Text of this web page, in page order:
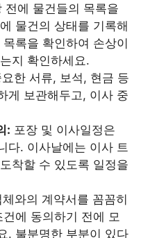
전에 물건들의 목록을
물건의 상태를 기록해
록을 확인하여 손상이
지 확인하세요.
요한 서류, 보석, 현금 등
게 보관해두고, 이사 중
: 포장 및 이사일정은
다. 이사날에는 이사 트
착할 수 있도록 일정을
와의 계약서를 꼼꼼히
에 동의하기 전에 모
. 불분명한 부분이 있다